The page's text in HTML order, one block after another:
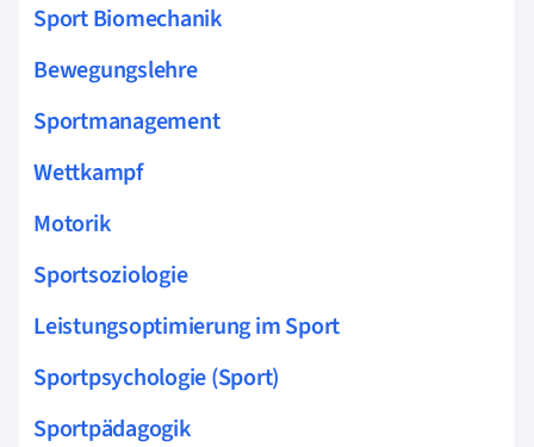
Sport Biomechanik
Bewegungslehre
Sportmanagement
Wettkampf
Motorik
Sportsoziologie
Leistungsoptimierung im Sport
Sportpsychologie (Sport)
Sportpädagogik